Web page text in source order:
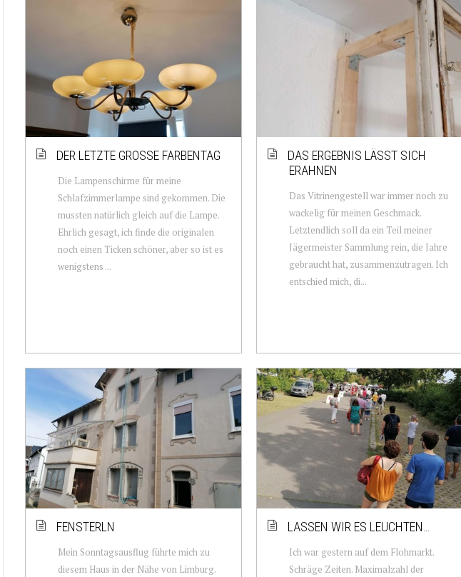
DER LETZTE GROSSE FARBENTAG
Die Lampenschirme für meine
Schlafzimmerlampe sind gekommen. Die
mussten natürlich gleich auf die Lampe.
Ehrlich gesagt, ich finde die originalen
noch einen Ticken schöner, aber so ist es
wenigstens ...
DAS ERGEBNIS LÄSST SICH
ERAHNEN
Das Vitrinengestell war immer noch zu
wackelig für meinen Geschmack.
Letztendlich soll da ein Teil meiner
Jägermeister Sammlung rein, die Jahre
gebraucht hat, zusammenzutragen. Ich
entschied mich, di...
FENSTERLN
Mein Sonntagsausflug führte mich zu
diesem Haus in der Nähe von Limburg.
LASSEN WIR ES LEUCHTEN…
Ich war gestern auf dem Flohmarkt.
Schräge Zeiten. Maximalzahl der